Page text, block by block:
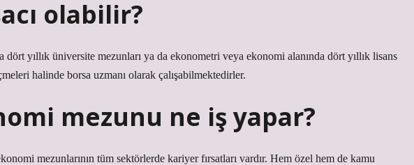
olabilir?
yıllık üniversite mezunları ya da ekonometri veya ekonomi alanında dört yıllık lisans
halinde borsa uzmanı olarak çalışabilmektedirler.
mezunu ne iş yapar?
mezunlarının tüm sektörlerde kariyer fırsatları vardır. Hem özel hem de kamu